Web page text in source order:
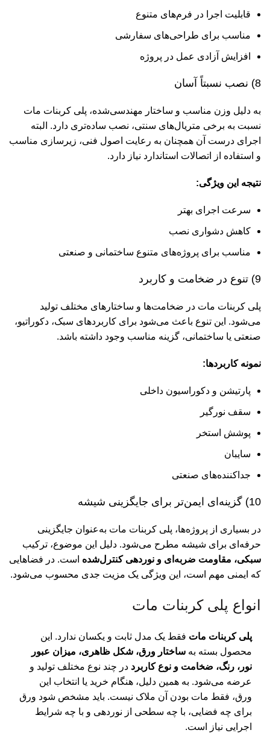
قابلیت اجرا در فرم‌های متنوع
مناسب برای طراحی‌های سفارشی
افزایش آزادی عمل در پروژه
8) نصب نسبتاً آسان
به دلیل وزن مناسب و ساختار مهندسی‌شده، پلی کربنات مات
نسبت به برخی متریال‌های سنتی، نصب ساده‌تری دارد. البته
اجرای درست آن همچنان به رعایت اصول فنی، زیرسازی مناسب
و استفاده از اتصالات استاندارد نیاز دارد.
نتیجه این ویژگی:
سرعت اجرای بهتر
کاهش دشواری نصب
مناسب برای پروژه‌های متنوع ساختمانی و صنعتی
9) تنوع در ضخامت و کاربرد
پلی کربنات مات در ضخامت‌ها و ساختارهای مختلف تولید
می‌شود. این تنوع باعث می‌شود برای کاربردهای سبک، دکوراتیو،
صنعتی یا ساختمانی، گزینه مناسب وجود داشته باشد.
نمونه کاربردها:
پارتیشن و دکوراسیون داخلی
سقف نورگیر
پوشش استخر
سایبان
جداکننده‌های صنعتی
10) گزینه‌ای ایمن‌تر برای جایگزینی شیشه
در بسیاری از پروژه‌ها، پلی کربنات مات به‌عنوان جایگزینی
حرفه‌ای برای شیشه مطرح می‌شود. دلیل این موضوع، ترکیب
سبکی، مقاومت ضربه‌ای و نوردهی کنترل‌شده است. در فضاهایی
که ایمنی مهم است، این ویژگی یک مزیت جدی محسوب می‌شود.
انواع پلی کربنات مات
پلی کربنات مات فقط یک مدل ثابت و یکسان ندارد. این
محصول بسته به ساختار ورق، شکل ظاهری، میزان عبور
نور، رنگ، ضخامت و نوع کاربرد در چند نوع مختلف تولید و
عرضه می‌شود. به همین دلیل، هنگام خرید یا انتخاب این
ورق، فقط مات بودن آن ملاک نیست. باید مشخص شود ورق
برای چه فضایی، با چه سطحی از نوردهی و با چه شرایط
اجرایی نیاز است.